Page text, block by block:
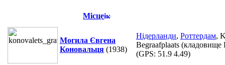
Місце
Могила Євгена
Коновальця (1938)
Нідерланди, Роттердам,
Begraafplaats
(GPS: 51.9 4.49)